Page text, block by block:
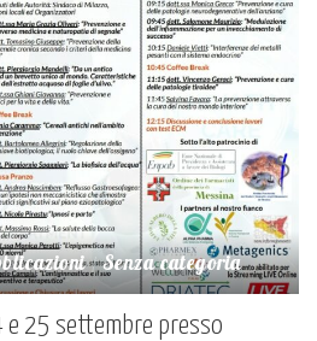
Senza categoria
e 25 settembre presso